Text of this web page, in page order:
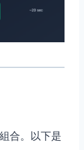
合。以下是